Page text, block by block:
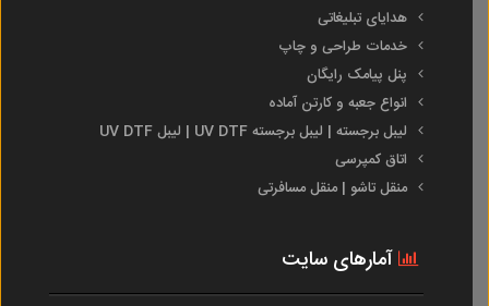
هدایای تبلیغاتی
خدمات طراحی و چاپ
پنل پیامک رایگان
انواع جعبه و کارتن آماده
لیبل برجسته | لیبل برجسته UV DTF | لیبل UV DTF
اتاق کمپرسی
منقل تاشو | منقل مسافرتی
آمارهای سایت